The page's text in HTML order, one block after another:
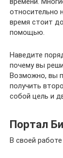
относительно
время стоит
помощью.
Наведите
почему вы
Возможно, вы
получить
собой цель и
Портал
В своей